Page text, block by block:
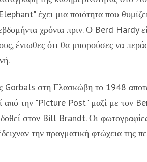
έχει μια ποιότητα που
χρόνια πριν. Ο Berd Hardy
ένιωθες ότι θα μπορούσες να
στη Γλασκώβη το 1948
από την "Picture Post" μαζί με τον
δοθεί στον Bill Brandt. Οι
την πραγματική φτώχεια της